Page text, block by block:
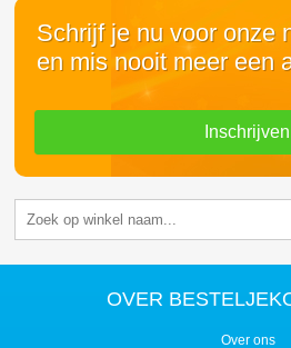
Schrijf je nu voor onze
en mis nooit meer een
Inschrijven
OVER
Over ons